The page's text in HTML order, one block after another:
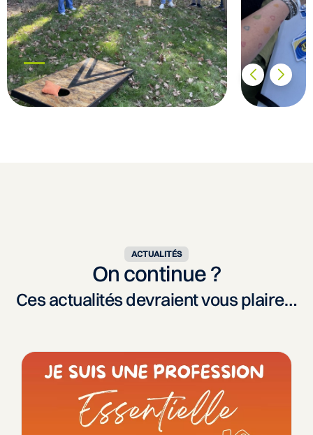
ACTUALITÉS
On continue ?
Ces actualités devraient vous plaire…